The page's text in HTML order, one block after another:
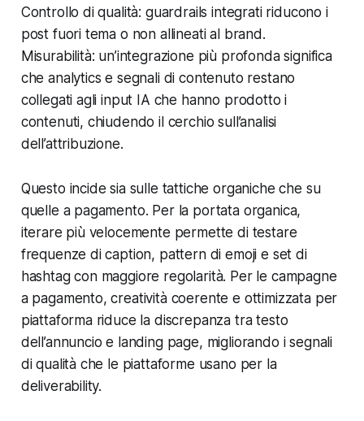
Controllo di qualità: guardrails integrati riducono i
post fuori tema o non allineati al brand.
Misurabilità: un’integrazione più profonda significa
che analytics e segnali di contenuto restano
collegati agli input IA che hanno prodotto i
contenuti, chiudendo il cerchio sull’analisi
dell’attribuzione.
Questo incide sia sulle tattiche organiche che su
quelle a pagamento. Per la portata organica,
iterare più velocemente permette di testare
frequenze di caption, pattern di emoji e set di
hashtag con maggiore regolarità. Per le campagne
a pagamento, creatività coerente e ottimizzata per
piattaforma riduce la discrepanza tra testo
dell’annuncio e landing page, migliorando i segnali
di qualità che le piattaforme usano per la
deliverability.